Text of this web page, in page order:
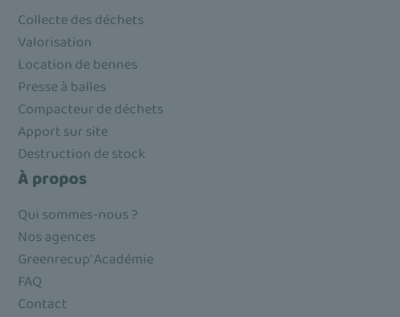
Collecte des déchets
Valorisation
Location de bennes
Presse à balles
Compacteur de déchets
Apport sur site
Destruction de stock
À propos
Qui sommes-nous ?
Nos agences
Greenrecup' Académie
FAQ
Contact